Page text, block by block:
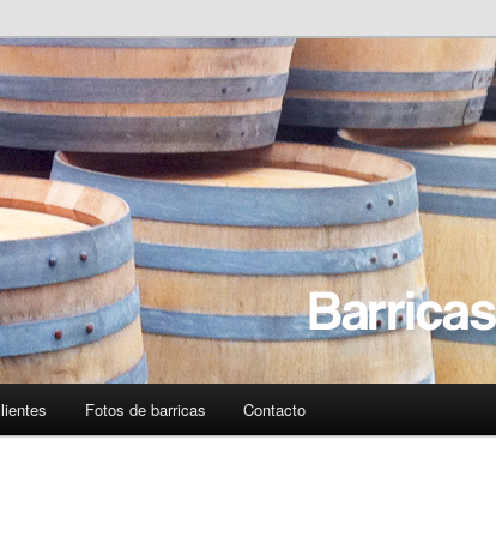
– Reciclaje y venta
online
Fotos de barricas Contacto